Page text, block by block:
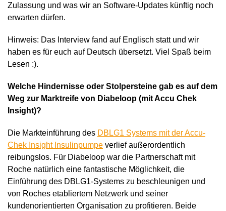
Zulassung und was wir an Software-Updates künftig noch
erwarten dürfen.
Hinweis: Das Interview fand auf Englisch statt und wir
haben es für euch auf Deutsch übersetzt. Viel Spaß beim
Lesen :).
Welche Hindernisse oder Stolpersteine gab es auf dem
Weg zur Marktreife von Diabeloop (mit Accu Chek
Insight)?
Die Markteinführung des DBLG1 Systems mit der Accu-
Chek Insight Insulinpumpe verlief außerordentlich
reibungslos. Für Diabeloop war die Partnerschaft mit
Roche natürlich eine fantastische Möglichkeit, die
Einführung des DBLG1-Systems zu beschleunigen und
von Roches etabliertem Netzwerk und seiner
kundenorientierten Organisation zu profitieren. Beide